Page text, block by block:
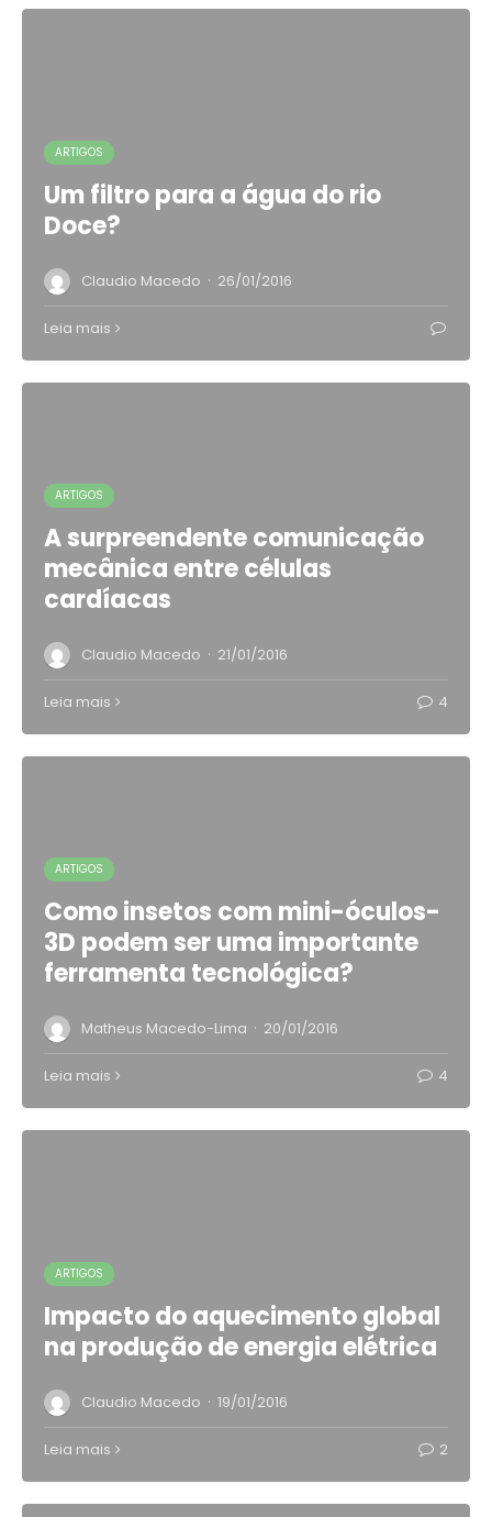
ARTIGOS
Um filtro para a água do rio
Doce?
Claudio Macedo · 26/01/2016
Leia mais
ARTIGOS
A surpreendente comunicação
mecânica entre células
cardíacas
Claudio Macedo · 21/01/2016
Leia mais 4
ARTIGOS
Como insetos com mini-óculos-
3D podem ser uma importante
ferramenta tecnológica?
Matheus Macedo-Lima · 20/01/2016
Leia mais 4
ARTIGOS
Impacto do aquecimento global
na produção de energia elétrica
Claudio Macedo · 19/01/2016
Leia mais 2